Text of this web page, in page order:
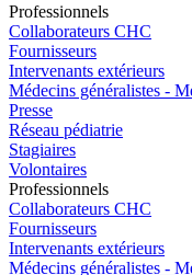
Professionnels
Collaborateurs CHC
Fournisseurs
Intervenants extérieurs
Médecins généralistes -
Presse
Réseau pédiatrie
Stagiaires
Volontaires
Professionnels
Collaborateurs CHC
Fournisseurs
Intervenants extérieurs
Médecins généralistes -